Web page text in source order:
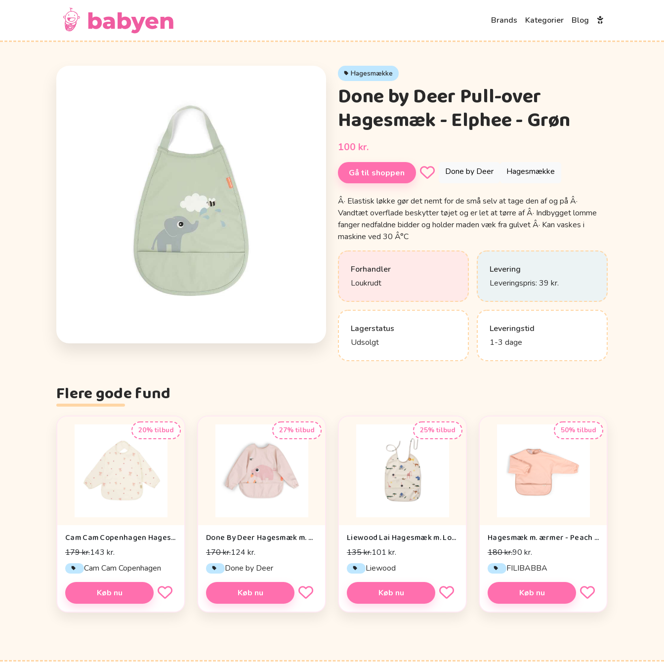
Brands Kategorier Blog
Hagesmække
Done by Deer Pull-over
Hagesmæk - Elphee - Grøn
100 kr.
Gå til shoppen Done by Deer Hagesmække
Â· Elastisk løkke gør det nemt for de små selv at tage den af og på Â·
Vandtæt overflade beskytter tøjet og er let at tørre af Â· Indbygget lomme
fanger nedfaldne bidder og holder maden væk fra gulvet Â· Kan vaskes i
maskine ved 30 Â°C
Forhandler
Loukrudt
Levering
Leveringspris: 39 kr.
Lagerstatus
Udsolgt
Leveringstid
1-3 dage
Flere gode fund
20% tilbud
Cam Cam Copenhagen Hagesmæk m. Ærmer - Bows
179 kr.143 kr.
Cam Cam Copenhagen
Køb nu
27% tilbud
Done By Deer Hagesmæk m. Ærmer og Lomme - Tiny Farm - Pudder
170 kr.124 kr.
Done by Deer
Køb nu
25% tilbud
Liewood Lai Hagesmæk m. Lomme - Safari Sandy Mix
135 kr.101 kr.
Liewood
Køb nu
50% tilbud
Hagesmæk m. ærmer - Peach / Blush
180 kr.90 kr.
FILIBABBA
Køb nu